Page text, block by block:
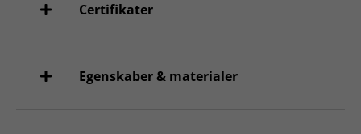
Certifikater
Egenskaber & materialer